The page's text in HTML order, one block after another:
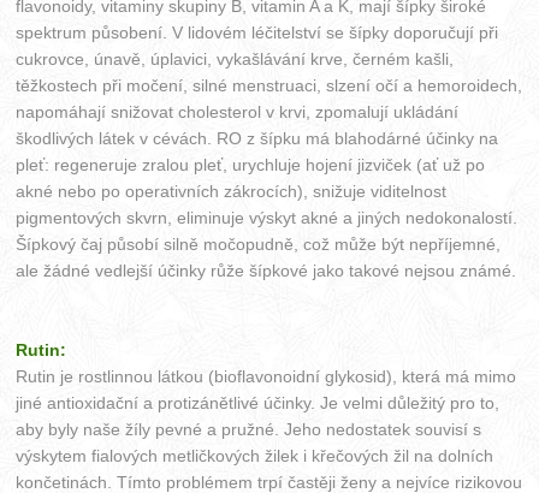
flavonoidy, vitaminy skupiny B, vitamin A a K, mají šípky široké
spektrum působení. V lidovém léčitelství se šípky doporučují při
cukrovce, únavě, úplavici, vykašlávání krve, černém kašli,
těžkostech při močení, silné menstruaci, slzení očí a hemoroidech,
napomáhají snižovat cholesterol v krvi, zpomalují ukládání
škodlivých látek v cévách. RO z šípku má blahodárné účinky na
pleť: regeneruje zralou pleť, urychluje hojení jizviček (ať už po
akné nebo po operativních zákrocích), snižuje viditelnost
pigmentových skvrn, eliminuje výskyt akné a jiných nedokonalostí.
Šípkový čaj působí silně močopudně, což může být nepříjemné,
ale žádné vedlejší účinky růže šípkové jako takové nejsou známé.
Rutin:
Rutin je rostlinnou látkou (bioflavonoidní glykosid), která má mimo
jiné antioxidační a protizánětlivé účinky. Je velmi důležitý pro to,
aby byly naše žíly pevné a pružné. Jeho nedostatek souvisí s
výskytem fialových metličkových žilek i křečových žil na dolních
končetinách. Tímto problémem trpí častěji ženy a nejvíce rizikovou